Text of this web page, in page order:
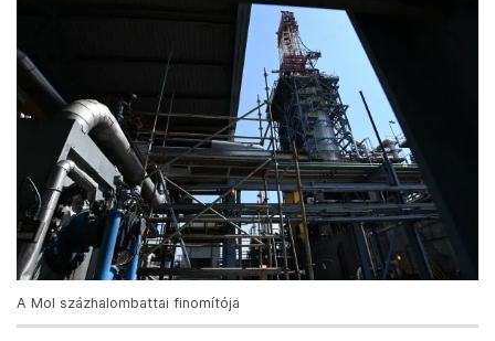
A Mol százhalombattai finomítója